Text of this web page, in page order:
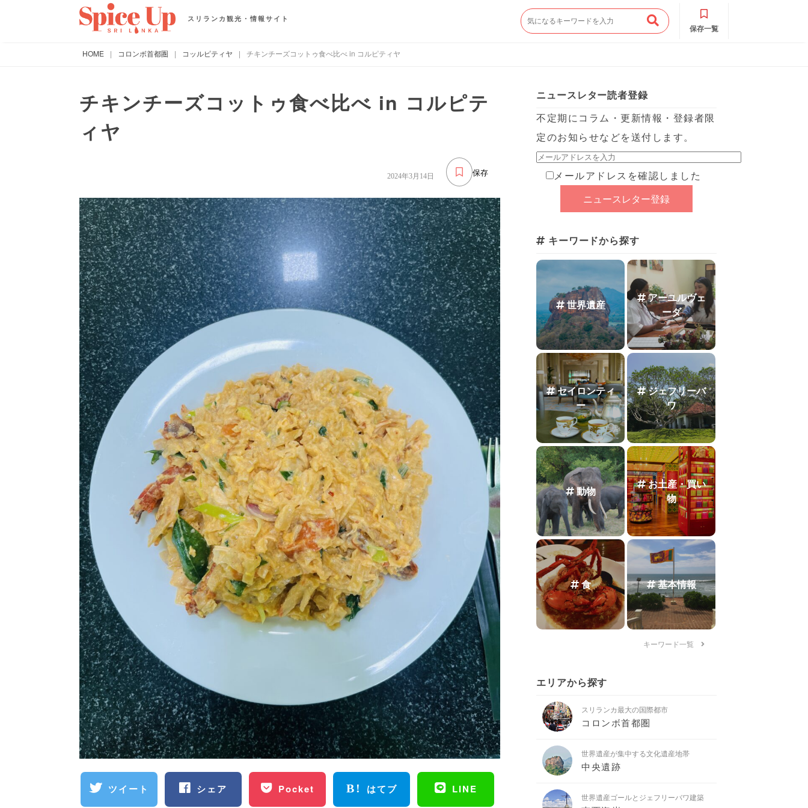
スリランカ観光・情報サイト
保存一覧
HOME | コロンボ首都圏 | コッルピティヤ | チキンチーズコットゥ食べ比べ in コルピティヤ
チキンチーズコットゥ食べ比べ in コルピテ
ィヤ
保存
2024年3月14日
ツイート シェア Pocket はてブ LINE
ニュースレター読者登録
不定期にコラム・更新情報・登録者限
定のお知らせなどを送付します。
メールアドレスを確認しました
キーワードから探す
世界遺産
アーユルヴェ
ーダ
セイロンティ
ー
ジェフリーバ
ワ
動物
お土産・買い
物
食 基本情報
キーワード一覧
エリアから探す
スリランカ最大の国際都市
コロンボ首都圏
世界遺産が集中する文化遺産地帯
中央遺跡
世界遺産ゴールとジェフリーバワ建築